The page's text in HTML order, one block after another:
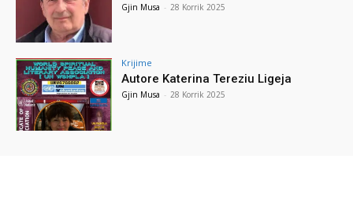
Gjin Musa - 28 Korrik 2025
Krijime
Autore Katerina Tereziu Ligeja
Gjin Musa - 28 Korrik 2025